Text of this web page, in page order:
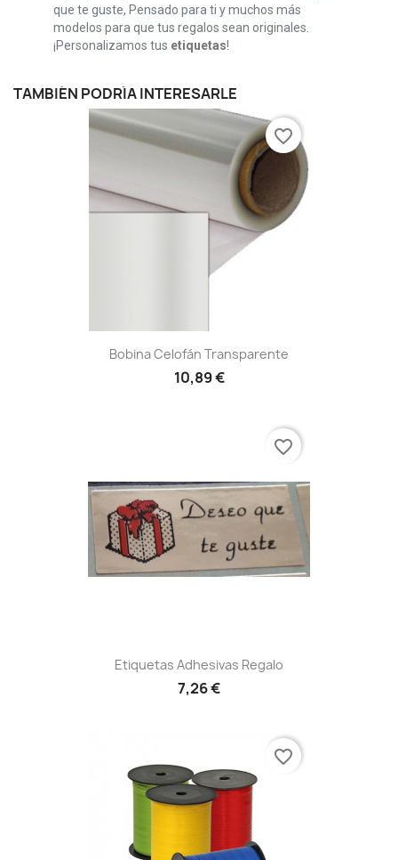
que te guste, Pensado para ti y muchos más
modelos para que tus regalos sean originales.
¡Personalizamos tus etiquetas!
TAMBIÉN PODRÍA INTERESARLE
Bobina Celofán Transparente
10,89 €
favorite_border
Etiquetas Adhesivas Regalo
7,26 €
favorite_border
favorite_border